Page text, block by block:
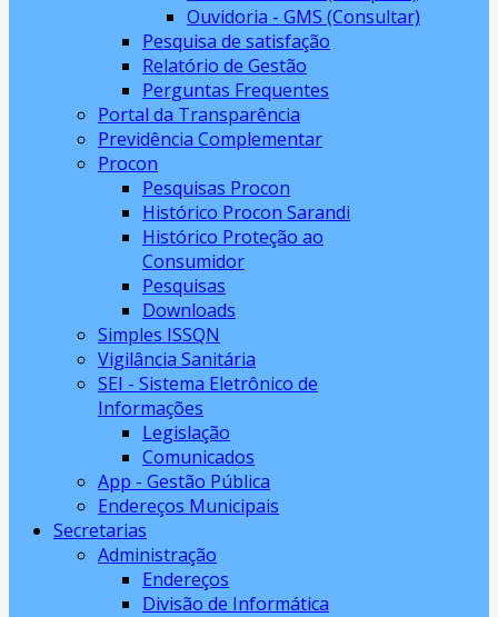
Ouvidoria - GMS (Consultar)
Pesquisa de satisfação
Relatório de Gestão
Perguntas Frequentes
Portal da Transparência
Previdência Complementar
Procon
Pesquisas Procon
Histórico Procon Sarandi
Histórico Proteção ao
Consumidor
Pesquisas
Downloads
Simples ISSQN
Vigilância Sanitária
SEI - Sistema Eletrônico de
Informações
Legislação
Comunicados
App - Gestão Pública
Endereços Municipais
Secretarias
Administração
Endereços
Divisão de Informática